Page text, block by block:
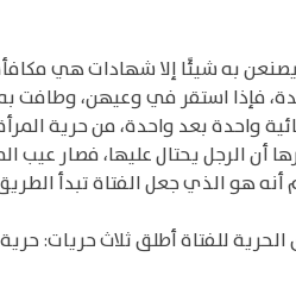
به شيئًا إلا شهادات هي
فإذا استقر في وعيهن، وطافت به
واحدة بعد واحدة، من حرية
الرجل يحتال عليها، فصار عيب
أنه هو الذي جعل الفتاة تبدأ
للفتاة أطلق ثلاث حريات: حرية